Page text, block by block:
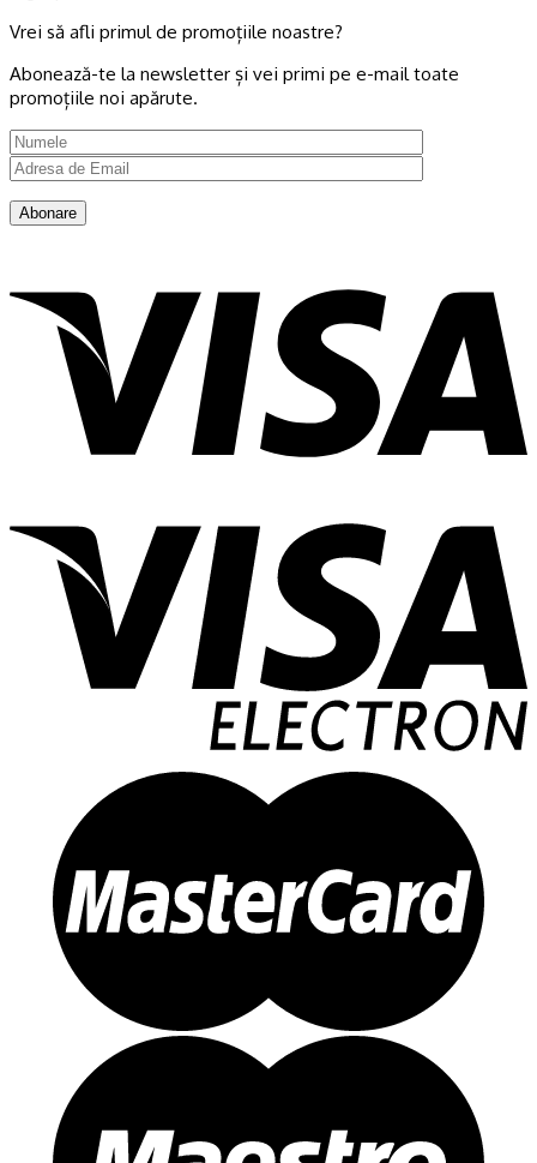
Vrei să afli primul de promoțiile noastre?
Abonează-te la newsletter și vei primi pe e-mail toate
promoțiile noi apărute.